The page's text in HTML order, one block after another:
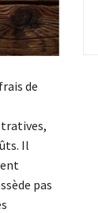
de
Il
pas